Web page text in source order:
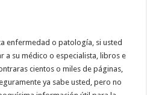
enfermedad o patología, si usted
a su médico o especialista, libros e
cientos o miles de páginas,
ya sabe usted, pero no